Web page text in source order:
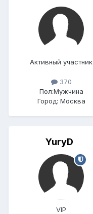
Активный участник
370
Пол:Мужчина
Город: Москва
YuryD
VIP